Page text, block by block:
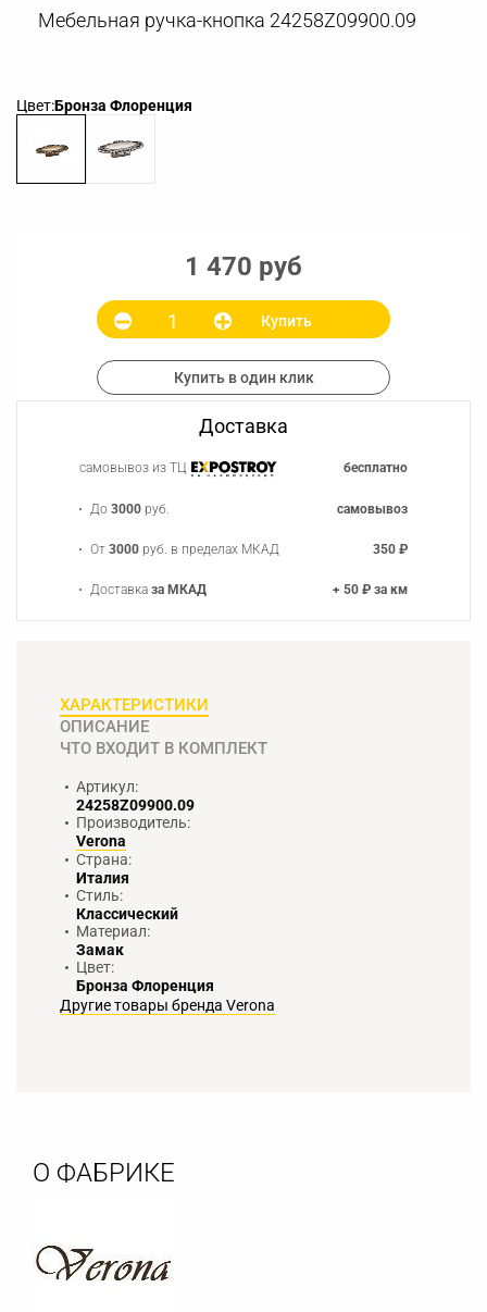
Мебельная ручка-кнопка 24258Z09900.09
Цвет:Бронза Флоренция
1 470 руб
Купить
Купить в один клик
Доставка
самовывоз из ТЦ бесплатно
До3000 руб. самовывоз
От3000 руб. в пределах МКАД 350 ₽
Доставказа МКАД + 50 ₽ за км
ХАРАКТЕРИСТИКИ
ОПИСАНИЕ
ЧТО ВХОДИТ В КОМПЛЕКТ
Артикул:
24258Z09900.09
Производитель:
Verona
Страна:
Италия
Стиль:
Классический
Материал:
Замак
Цвет:
Бронза Флоренция
Другие товары бренда Verona
О ФАБРИКЕ